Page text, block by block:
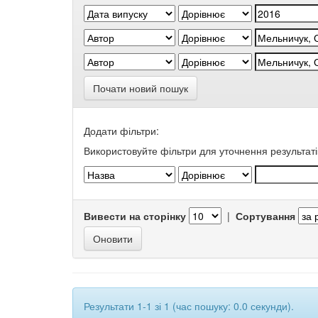
Почати новий пошук
Додати фільтри:
Використовуйте фільтри для уточнення
Вивести на сторінку | Сортування
Результати 1-1 зі 1 (час пошуку: 0.0 секунди).